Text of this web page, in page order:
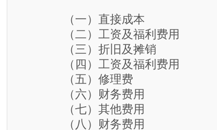
（一）直接成本
（二）工资及福利费用
（三）折旧及摊销
（四）工资及福利费用
（五）修理费
（六）财务费用
（七）其他费用
（八）财务费用